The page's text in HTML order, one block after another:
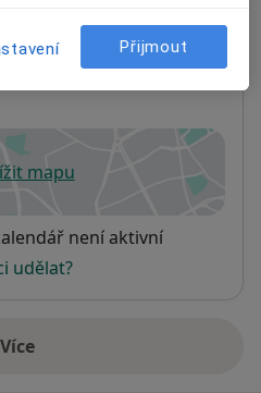
mapu
se otevře v nové záložce
není aktivní
udělat?
Víceo adrese
Přijmout